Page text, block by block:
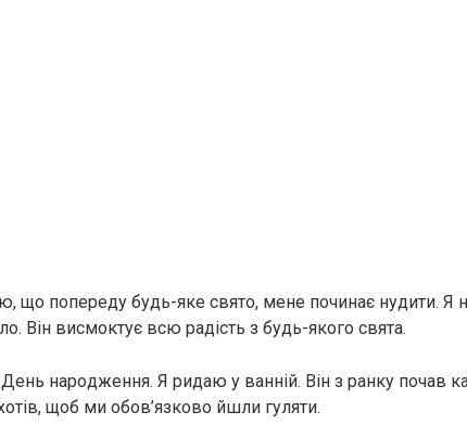
що попереду будь-яке свято, мене починає нудити. Я
Він висмоктує всю радість з будь-якого свята.
День нapoдження. Я ридаю у ванній. Він з ранку почав
щоб ми обов’язково йшли гуляти.